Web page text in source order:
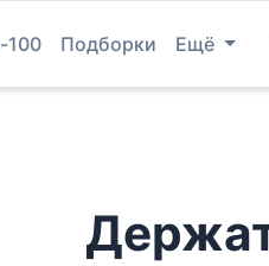
100 Подборки Ещё